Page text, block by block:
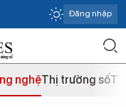
Đăng nhập
nghệThị trường số